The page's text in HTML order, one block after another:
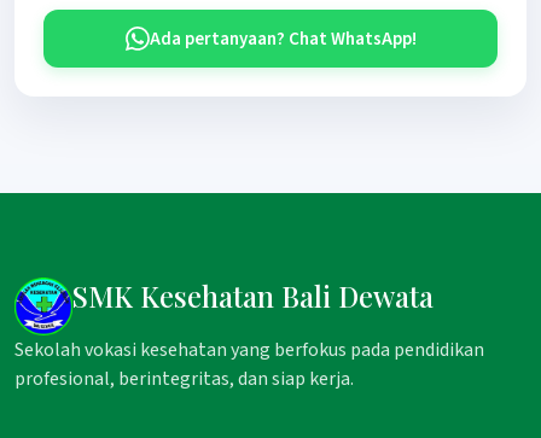
Ada pertanyaan? Chat WhatsApp!
SMK Kesehatan Bali Dewata
Sekolah vokasi kesehatan yang berfokus pada pendidikan
profesional, berintegritas, dan siap kerja.